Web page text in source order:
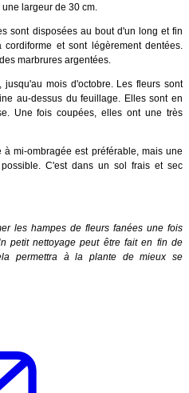
largeur de 30 cm.
sont disposées au bout d'un long et fin
et sont légèrement dentées.
marbrures argentées.
mois d'octobre. Les fleurs sont
au-dessus du feuillage. Elles sont en
Une fois coupées, elles ont une très
mi-ombragée est préférable, mais une
C'est dans un sol frais et sec
les hampes de fleurs fanées une fois
petit nettoyage peut être fait en fin de
permettra à la plante de mieux se